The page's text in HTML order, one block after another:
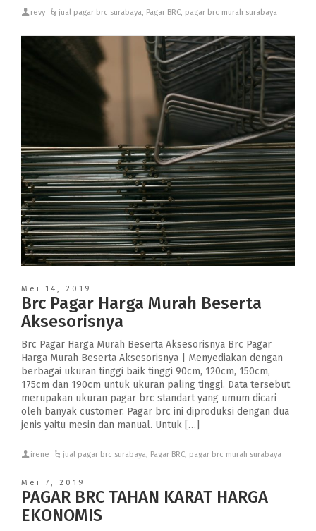
revy jual pagar brc surabaya, Pagar BRC, pagar brc murah surabaya
Mei 14, 2019
Brc Pagar Harga Murah Beserta
Aksesorisnya
Brc Pagar Harga Murah Beserta Aksesorisnya Brc Pagar
Harga Murah Beserta Aksesorisnya | Menyediakan dengan
berbagai ukuran tinggi baik tinggi 90cm, 120cm, 150cm,
175cm dan 190cm untuk ukuran paling tinggi. Data tersebut
merupakan ukuran pagar brc standart yang umum dicari
oleh banyak customer. Pagar brc ini diproduksi dengan dua
jenis yaitu mesin dan manual. Untuk […]
irene jual pagar brc surabaya, Pagar BRC, pagar brc murah surabaya
Mei 7, 2019
PAGAR BRC TAHAN KARAT HARGA
EKONOMIS